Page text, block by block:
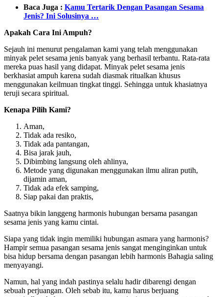
Baca Juga : Kamu Tertarik Dengan Pasangan Sesama
Jenis? Ini Solusinya …
Apakah Cara Ini Ampuh?
Sejauh ini menurut pengalaman kami yang telah menggunakan
minyak pelet sesama jenis banyak yang berhasil terbantu. Rata-rata
mereka puas hasil yang didapat. Minyak pelet sesama jenis
berkhasiat ampuh karena sudah diasmak ritualkan khusus
menggunakan keilmuan tingkat tinggi. Sehingga untuk khasiatnya
teruji secara spiritual.
Kenapa Pilih Kami?
Aman,
Tidak ada resiko,
Tidak ada pantangan,
Bisa jarak jauh,
Dibimbing langsung oleh ahlinya,
Metode yang digunakan menggunakan ilmu aliran putih,
dijamin aman,
Tidak ada efek samping,
Siap pakai dan praktis,
Saatnya bikin langgeng harmonis hubungan bersama pasangan
sesama jenis yang kamu cintai.
Siapa yang tidak ingin memiliki hubungan asmara yang harmonis?
Hampir semua pasangan sesama jenis sangat menginginkan untuk
bisa hidup bersama dengan pasangan lebih harmonis Bahagia saling
menyayangi.
Namun, hal yang indah pastinya selalu hadir dibarengi dengan
sebuah perjuangan. Oleh sebab itu, kamu harus berjuang